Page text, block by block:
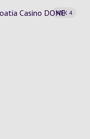
Casino
WEK 4
DONE